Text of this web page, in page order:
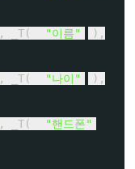
_T(
"이름"
),
_T(
"나이"
),
_T(
"핸드폰"